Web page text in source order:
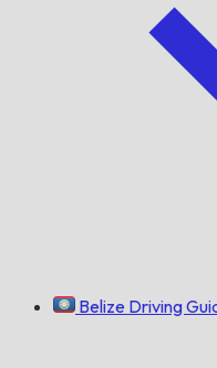
Belize Driving